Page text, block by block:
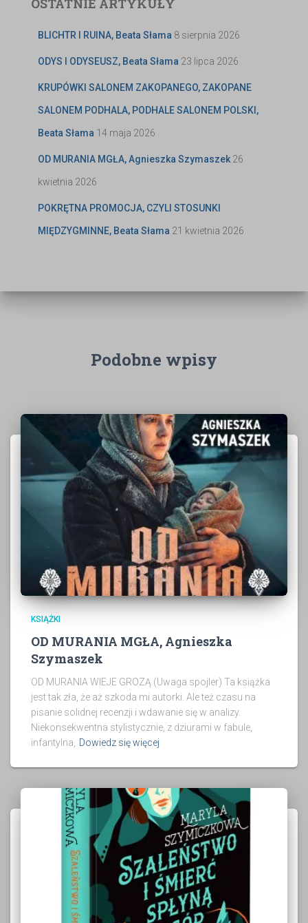
OSTATNIE ARTYKUŁY
BLICHTR I RUINA, Beata Słama 8 sierpnia 2026
ODYS I ODYSEUSZ, Beata Słama 23 lipca 2026
KRUPÓWKI SALONEM ZAKOPANEGO, ZAKOPANE
SALONEM PODHALA, PODHALE SALONEM POLSKI,
Beata Słama 14 maja 2026
OD MURANIA MGŁA, Agnieszka Szymaszek 26
kwietnia 2026
POKRĘTNA PROMOCJA, CZYLI STOSUNKI
MIĘDZYGMINNE, Beata Słama 21 kwietnia 2026
Podobne wpisy
KSIĄŻKI
OD MURANIA MGŁA, Agnieszka
Szymaszek
OD MURANIA WIEJE GROZĄ (Uwaga spojler) Ta książka
jest tak zła, że aż szkoda mi autorki. Ale też czasu na
pisanie solidnej recenzji i wdawanie się w analizy.
Niekonsekwentna stylistycznie, z dziurami w fabule,
infantylna,
Dowiedz się więcej